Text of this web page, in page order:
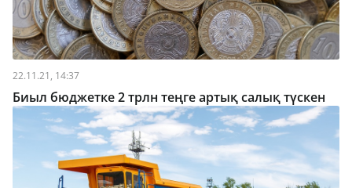
22.11.21, 14:37
Биыл бюджетке 2 трлн теңге артық салық түскен